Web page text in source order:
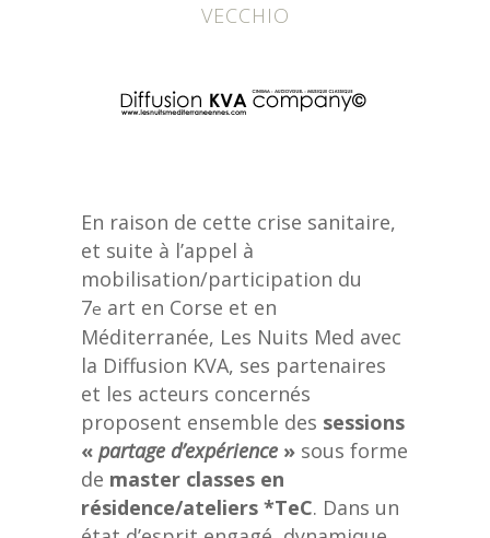
VECCHIO
En raison de cette crise sanitaire,
et suite à l’appel à
mobilisation/participation du
7e art en Corse et en
Méditerranée, Les Nuits Med avec
la Diffusion KVA, ses partenaires
et les acteurs concernés
proposent ensemble des sessions
« partage d’expérience » sous forme
de master classes en
résidence/ateliers *TeC. Dans un